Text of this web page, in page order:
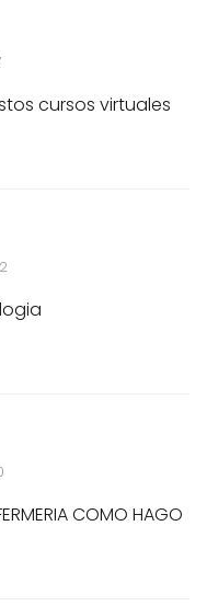
cursos virtuales
COMO HAGO